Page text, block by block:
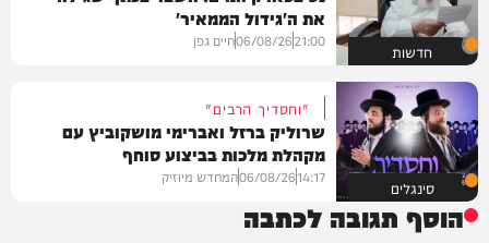
חדשות
את ה'גידול הממאיר'
21:00
06/08/26חיים גפן
סינגלים
"וחסדיך הרבים"
שרוליק ברזל ואברימי מושקוביץ עם
מקהלת מלכות בביצוע סוחף
14:17
06/08/26המחדש מיוזיק
הוסף תגובה לכתבה